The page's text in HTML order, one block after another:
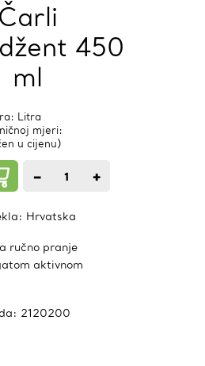
Čarli
450
ml
Litra
mjeri:
u cijenu)
− 1 +
Hrvatska
ručno pranje
aktivnom
2120200